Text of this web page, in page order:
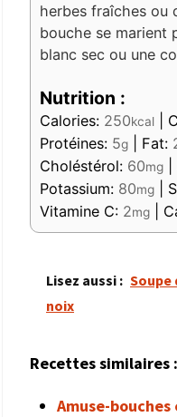
herbes fraîches ou
bouche se marient
blanc sec ou une
Nutrition :
Calories: 250kcal
Protéines: 5g Fat:
Choléstérol: 60mg
Potassium: 80mg
Vitamine C: 2mg
Lisez aussi : Soupe
noix
Recettes similaires :
Amuse-